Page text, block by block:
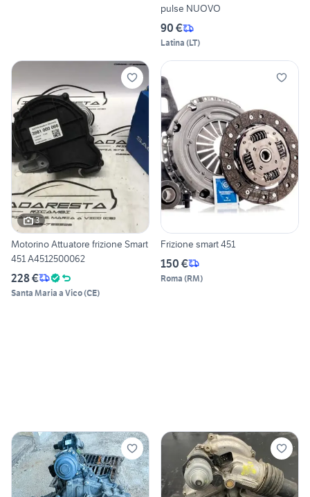
pulse NUOVO
90 €
Latina (LT)
3
Motorino Attuatore frizione Smart
451 A4512500062
228 €
Santa Maria a Vico(CE)
Frizione smart 451
150 €
Roma (RM)